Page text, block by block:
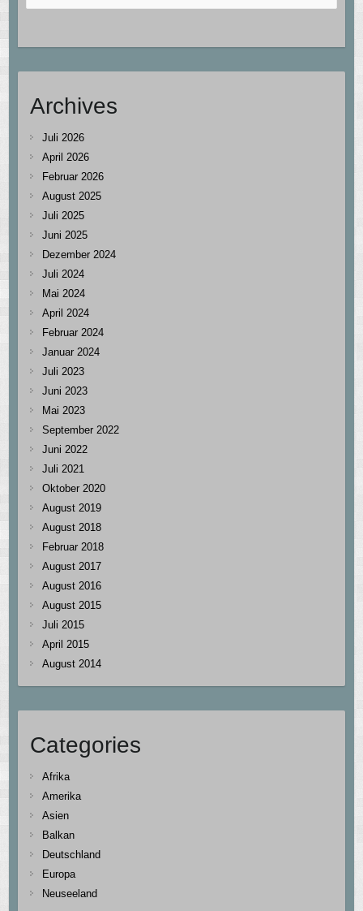
Archives
Juli 2026
April 2026
Februar 2026
August 2025
Juli 2025
Juni 2025
Dezember 2024
Juli 2024
Mai 2024
April 2024
Februar 2024
Januar 2024
Juli 2023
Juni 2023
Mai 2023
September 2022
Juni 2022
Juli 2021
Oktober 2020
August 2019
August 2018
Februar 2018
August 2017
August 2016
August 2015
Juli 2015
April 2015
August 2014
Categories
Afrika
Amerika
Asien
Balkan
Deutschland
Europa
Neuseeland